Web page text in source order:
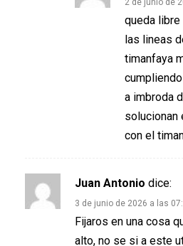
queda libre
las lineas
timanfaya
a imbroda
solucionan
con el
Juan Antonio dice:
3 de junio de 2026 a las
Fijaros en una cosa
alto, no se si a este